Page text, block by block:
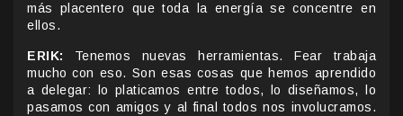
más placentero que toda la energía se concentre en
ellos.
ERIK: Tenemos nuevas herramientas. Fear trabaja
mucho con eso. Son esas cosas que hemos aprendido
a delegar: lo platicamos entre todos, lo diseñamos, lo
pasamos con amigos y al final todos nos involucramos.